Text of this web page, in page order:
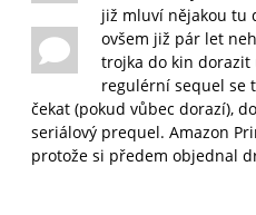
již mluví nějakou tu
ovšem již pár let
trojka do kin dorazit
regulérní sequel se
čekat (pokud vůbec dorazí),
seriálový prequel. Amazon
protože si předem objednal